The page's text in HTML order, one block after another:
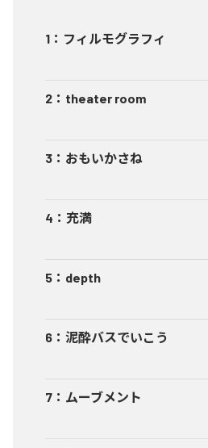
1 ： フィルモグラフィ
2 ： theater room
3 ： おもいかさね
4 ： 充満
5 ： depth
6 ： 泥酔バスでいこう
7 ： ムーブメント